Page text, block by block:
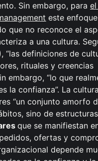
Sin embargo, para
este
que no reconoce el
a una cultura.
“las definiciones de
rituales y creencias
embargo, “lo que
la confianza”. La
“un conjunto amorfo
sino de
que se manifiestan
ofertas y
depende